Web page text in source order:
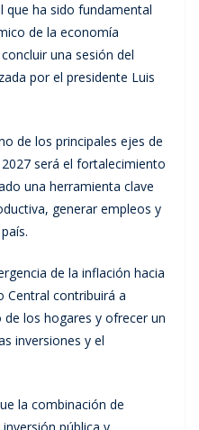
que ha sido fundamental
de la economía
una sesión del
por el presidente Luis
de los principales ejes de
será el fortalecimiento
una herramienta clave
generar empleos y
de la inflación hacia
contribuirá a
los hogares y ofrecer un
inversiones y el
la combinación de